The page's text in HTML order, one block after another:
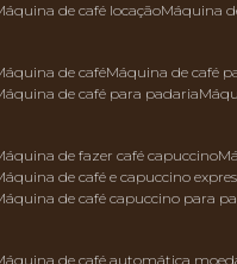
máquina de café locação
máquina
máquina de café
máquina de café
máquina de café para padaria
máquina de fazer café capuccino
máquina de café e capuccino
máquina de café capuccino para
máquina de café automática